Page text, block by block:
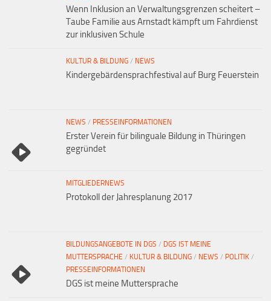
Wenn Inklusion an Verwaltungsgrenzen scheitert –
Taube Familie aus Arnstadt kämpft um Fahrdienst
zur inklusiven Schule
KULTUR & BILDUNG / NEWS
Kindergebärdensprachfestival auf Burg Feuerstein
NEWS / PRESSEINFORMATIONEN
Erster Verein für bilinguale Bildung in Thüringen
gegründet
MITGLIEDERNEWS
Protokoll der Jahresplanung 2017
BILDUNGSANGEBOTE IN DGS / DGS IST MEINE
MUTTERSPRACHE / KULTUR & BILDUNG / NEWS / POLITIK /
PRESSEINFORMATIONEN
DGS ist meine Muttersprache